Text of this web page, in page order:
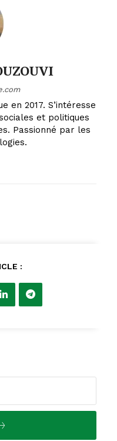
en 2017. S’intéresse
et politiques
Passionné par les
: